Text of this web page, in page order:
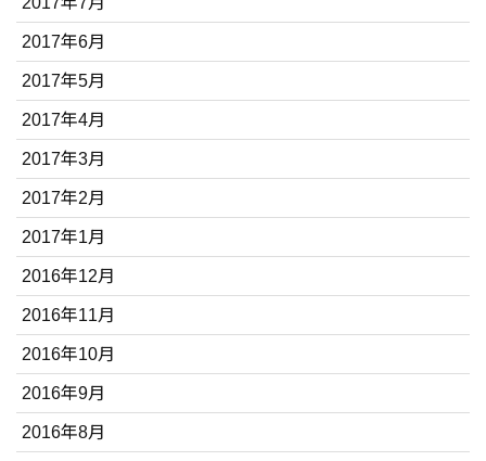
2017年6月
2017年5月
2017年4月
2017年3月
2017年2月
2017年1月
2016年12月
2016年11月
2016年10月
2016年9月
2016年8月